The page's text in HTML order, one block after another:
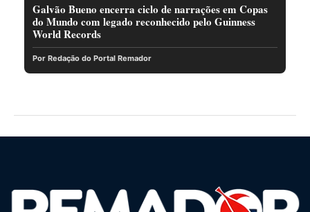
Galvão Bueno encerra ciclo de narrações em Copas
do Mundo com legado reconhecido pelo Guinness
World Records
Por Redação do Portal Remador